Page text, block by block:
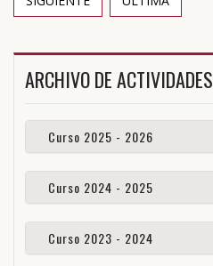
ARCHIVO DE ACTIVIDADES
Curso 2025 - 2026
Curso 2024 - 2025
Curso 2023 - 2024